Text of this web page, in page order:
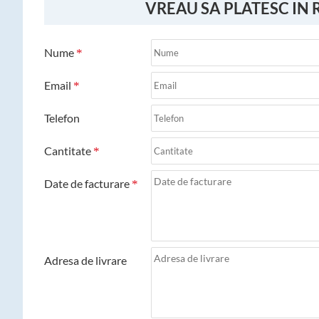
VREAU SA PLATESC IN
Nume
Email
Telefon
Cantitate
Date de facturare
Adresa de livrare